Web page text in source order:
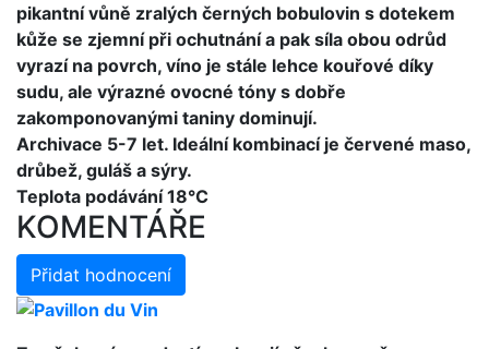
pikantní vůně zralých černých bobulovin s dotekem
kůže se zjemní při ochutnání a pak síla obou odrůd
vyrazí na povrch, víno je stále lehce kouřové díky
sudu, ale výrazné ovocné tóny s dobře
zakomponovanými taniny dominují.
Archivace 5-7 let. Ideální kombinací je červené maso,
drůbež, guláš a sýry.
Teplota podávání 18°C
KOMENTÁŘE
Přidat hodnocení